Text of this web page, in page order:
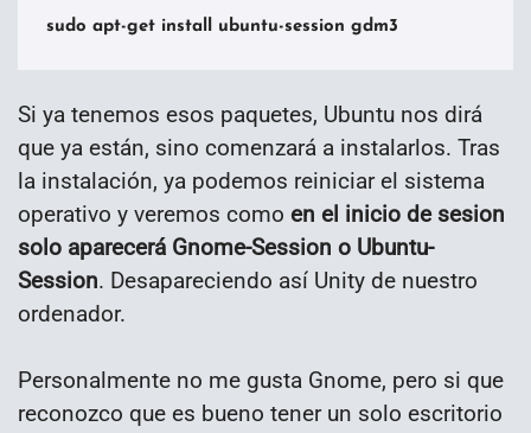
sudo apt-get install ubuntu-session gdm3
Si ya tenemos esos paquetes, Ubuntu nos dirá
que ya están, sino comenzará a instalarlos. Tras
la instalación, ya podemos reiniciar el sistema
operativo y veremos como en el inicio de sesion
solo aparecerá Gnome-Session o Ubuntu-
Session. Desapareciendo así Unity de nuestro
ordenador.
Personalmente no me gusta Gnome, pero si que
reconozco que es bueno tener un solo escritorio